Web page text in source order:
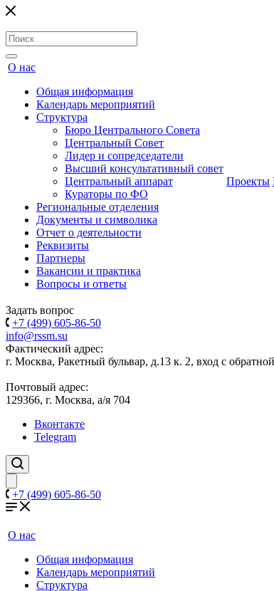
О нас
Общая информация
Календарь мероприятий
Структура
Бюро Центрального Совета
Центральный Совет
Лидер и сопредседатели
Высший консультативный совет
Центральный аппарат
Кураторы по ФО
Региональные отделения
Документы и символика
Отчет о деятельности
Реквизиты
Партнеры
Вакансии и практика
Вопросы и ответы
Проекты
Задать вопрос
+7 (499) 605-86-50
info@rssm.su
Фактический адрес:
г. Москва, Ракетный бульвар, д.13 к. 2, вход с
Почтовый адрес:
129366, г. Москва, а/я 704
Вконтакте
Telegram
+7 (499) 605-86-50
О нас
Общая информация
Календарь мероприятий
Структура